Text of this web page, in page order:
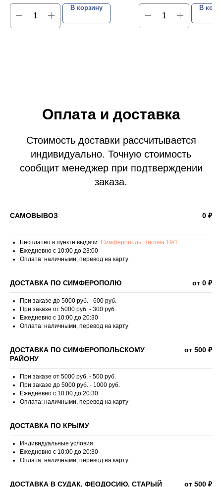
В корзину В
Оплата и доставка
Стоимость доставки рассчитывается
индивидуально. Точную стоимость
сообщит менеджер при подтверждении
заказа.
САМОВЫВОЗ 0 ₽
Бесплатно в пункте выдачи: Симферополь, Кирова 19/1
Ежедневно с 10:00 до 23:00
Оплата: наличными, перевод на карту
ДОСТАВКА ПО СИМФЕРОПОЛЮ от 0 ₽
При заказе до 5000 руб. - 600 руб.
При заказе от 5000 руб. - 300 руб.
Ежедневно с 10:00 до 20:30
Оплата: наличными, перевод на карту
ДОСТАВКА ПО СИМФЕРОПОЛЬСКОМУ
РАЙОНУ
от 500 ₽
При заказе от 5000 руб. - 500 руб.
При заказе до 5000 руб. - 1000 руб.
Ежедневно с 10:00 до 20:30
Оплата: наличными, перевод на карту
ДОСТАВКА ПО КРЫМУ
Индивидуальные условия
Ежедневно с 10:00 до 20:30
Оплата: наличными, перевод на карту
ДОСТАВКА В СУДАК, ФЕОДОСИЮ, СТАРЫЙ
от 500 ₽